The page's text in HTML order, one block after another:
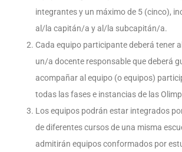
integrantes y un máximo de 5 (cinco),
al/la capitán/a y al/la subcapitán/a.
Cada equipo participante deberá tener
un/a docente responsable que deberá
acompañar al equipo (o equipos)
todas las fases e instancias de las
Los equipos podrán estar integrados
de diferentes cursos de una misma
admitirán equipos conformados por